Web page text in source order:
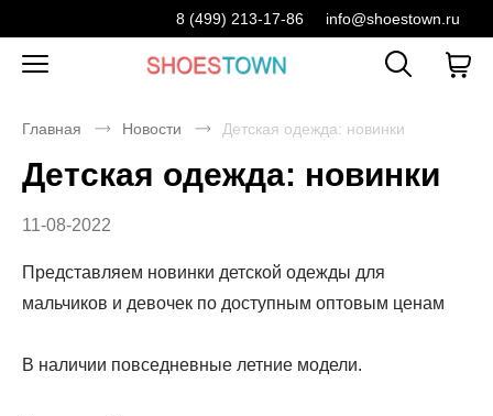
8 (499) 213-17-86 info@shoestown.ru
Главная Новости Детская одежда: новинки
Детская одежда: новинки
11-08-2022
Представляем новинки детской одежды для
мальчиков и девочек по доступным оптовым ценам
В наличии повседневные летние модели.